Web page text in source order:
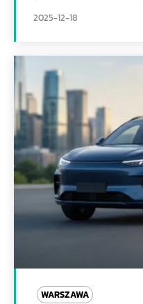
2025-12-18
WARSZAWA